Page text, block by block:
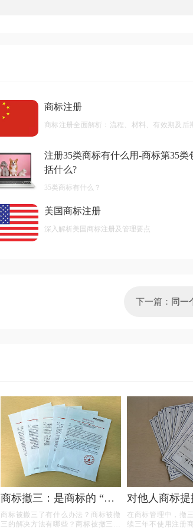
商标注册
商标注册全面解析：流程、材料、有效期及后
注册35类商标有什么用-商标第35类
括什么?
35类商标有什么？
美国商标注册
深入解析美国商标注册及管理要点
下一篇： 同一
商标撤三：是商标的 “夺
命危机” 还是另有转机？
商标被撤三了有什么办法？商标被撤
三的解决方法有哪些？商标被撤三应
对他人商标
的准备充分
在商标管理中，撤
续三年不使用注册